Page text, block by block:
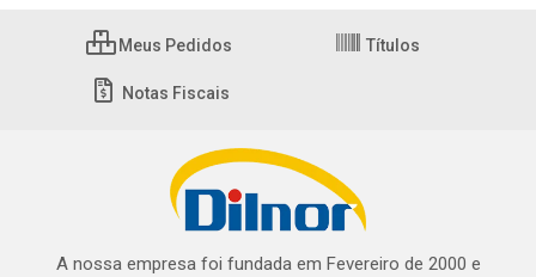
Meus Pedidos Títulos
Notas Fiscais
A nossa empresa foi fundada em Fevereiro de 2000 e